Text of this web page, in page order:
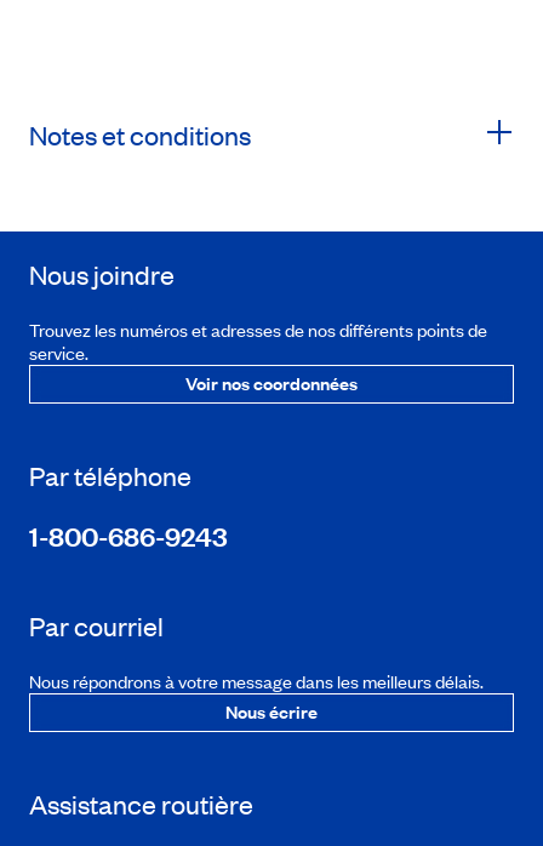
Notes et conditions
Nous joindre
Trouvez les numéros et adresses de nos différents points de
service.
Voir nos coordonnées
Par téléphone
1-800-686-9243
Par courriel
Nous répondrons à votre message dans les meilleurs délais.
Nous écrire
Assistance routière